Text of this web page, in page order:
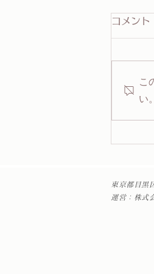
📢移
コメント
こ
い。
東京都目黒
運営：株式